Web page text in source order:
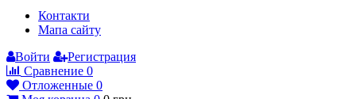
Контакти
Мапа сайту
Войти
Регистрация
Сравнение 0
Отложенные 0